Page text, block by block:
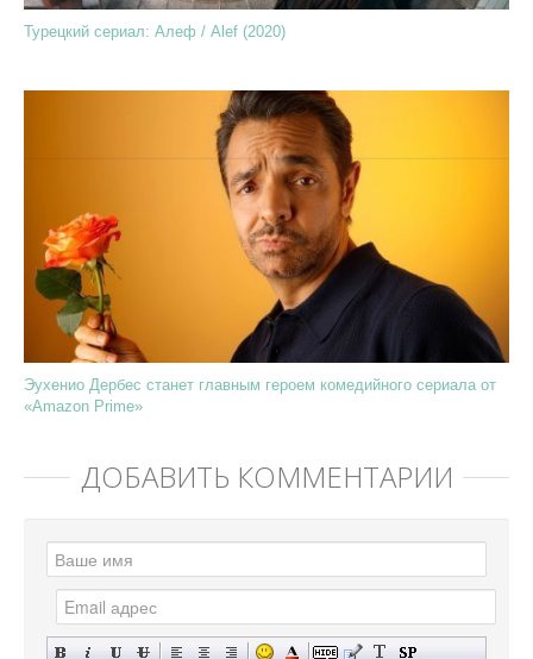
Турецкий сериал: Алеф / Alef (2020)
Эухенио Дербес станет главным героем комедийного сериала от
«Amazon Prime»
ДОБАВИТЬ КОММЕНТАРИЙ